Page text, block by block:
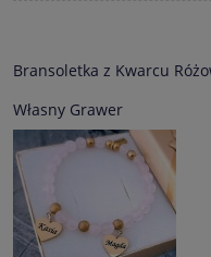
Bransoletka z Kwarcu
Własny Grawer